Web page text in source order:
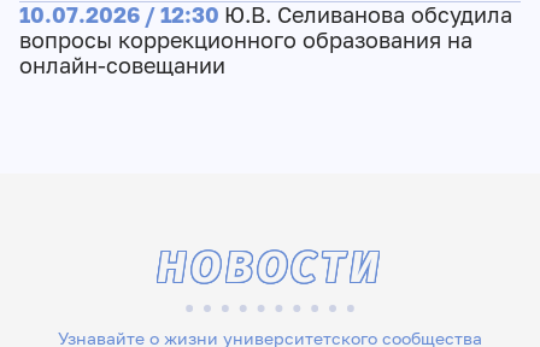
10.07.2026 / 12:30 Ю.В. Селиванова обсудила
вопросы коррекционного образования на
онлайн-совещании
Узнавайте о жизни университетского сообщества
НОВОСТИ